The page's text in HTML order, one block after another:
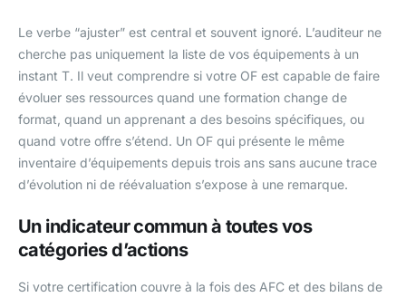
Le verbe “ajuster” est central et souvent ignoré. L’auditeur ne
cherche pas uniquement la liste de vos équipements à un
instant T. Il veut comprendre si votre OF est capable de faire
évoluer ses ressources quand une formation change de
format, quand un apprenant a des besoins spécifiques, ou
quand votre offre s’étend. Un OF qui présente le même
inventaire d’équipements depuis trois ans sans aucune trace
d’évolution ni de réévaluation s’expose à une remarque.
Un indicateur commun à toutes vos
catégories d’actions
Si votre certification couvre à la fois des AFC et des bilans de